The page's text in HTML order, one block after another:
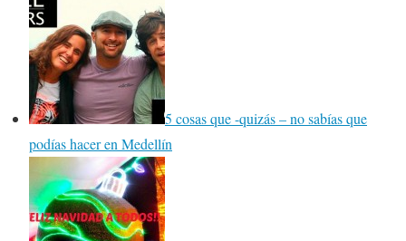
5 cosas que -quizás – no sabías que
podías hacer en Medellín